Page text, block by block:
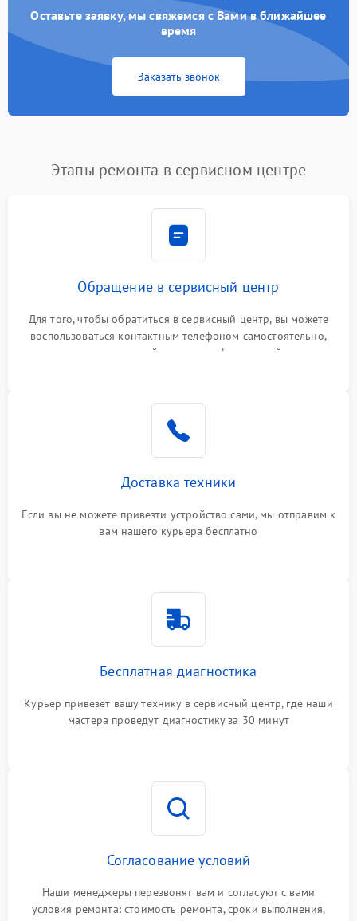
Оставьте заявку, мы свяжемся с Вами в ближайшее
время
Заказать звонок
Этапы ремонта в сервисном центре
Обращение в сервисный центр
Для того, чтобы обратиться в сервисный центр, вы можете
воспользоваться контактным телефоном самостоятельно,
или оставить свой номер телефона на сайте
Доставка техники
Если вы не можете привезти устройство сами, мы отправим к
вам нашего курьера бесплатно
Бесплатная диагностика
Курьер привезет вашу технику в сервисный центр, где наши
мастера проведут диагностику за 30 минут
Согласование условий
Наши менеджеры перезвонят вам и согласуют с вами
условия ремонта: стоимость ремонта, сроки выполнения,